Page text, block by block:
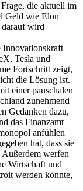
die aktuell im
Geld wie Elon
darauf wird
Innovationskraft
Tesla und
Fortschritt zeigt,
die Lösung ist.
einer pauschalen
zunehmend
Gedanken dazu,
das Finanzamt
anfühlen
hat, dass sie
Außerdem werfen
Wirtschaft und
werden könnte,